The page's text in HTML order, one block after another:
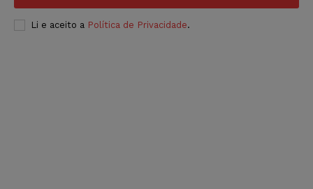
Li e aceito a Política de Privacidade.